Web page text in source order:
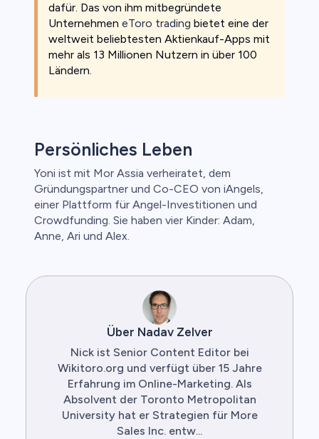
dafür. Das von ihm mitbegründete
Unternehmen eToro trading bietet eine der
weltweit beliebtesten Aktienkauf-Apps mit
mehr als 13 Millionen Nutzern in über 100
Ländern.
Persönliches Leben
Yoni ist mit Mor Assia verheiratet, dem
Gründungspartner und Co-CEO von iAngels,
einer Plattform für Angel-Investitionen und
Crowdfunding. Sie haben vier Kinder: Adam,
Anne, Ari und Alex.
Über Nadav Zelver
Nick ist Senior Content Editor bei
Wikitoro.org und verfügt über 15 Jahre
Erfahrung im Online-Marketing. Als
Absolvent der Toronto Metropolitan
University hat er Strategien für More
Sales Inc. entw...